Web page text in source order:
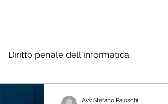
Diritto penale dell'informatica
Avv. Stefano Paloschi